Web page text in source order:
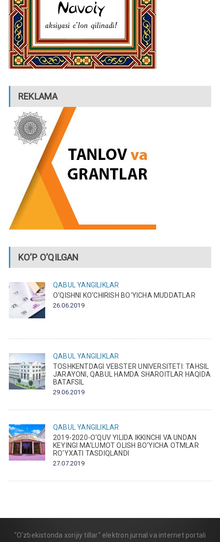
REKLAMA
KO’P O’QILGAN
QABUL YANGILIKLAR
O‘QISHNI KO‘CHIRISH BO‘YICHA MUDDATLAR
26.06.2019
QABUL YANGILIKLAR
TOSHKENTDAGI VEBSTER UNIVERSITETI: TAHSIL
JARAYONI, QABUL HAMDA SHAROITLAR HAQIDA
BATAFSIL
29.06.2019
QABUL YANGILIKLAR
2019-2020-O‘QUV YILIDA IKKINCHI VA UNDAN
KEYINGI MA’LUMOT OLISH BO‘YICHA OTMLAR
RO‘YXATI TASDIQLANDI
27.07.2019
"O‘zbekistonda xorijiy tillar" elektron jurnal va internet portali